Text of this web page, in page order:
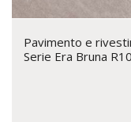
Pavimento e
Serie Era Bruna